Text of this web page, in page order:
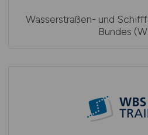
Wasserstraßen- und
Bundes